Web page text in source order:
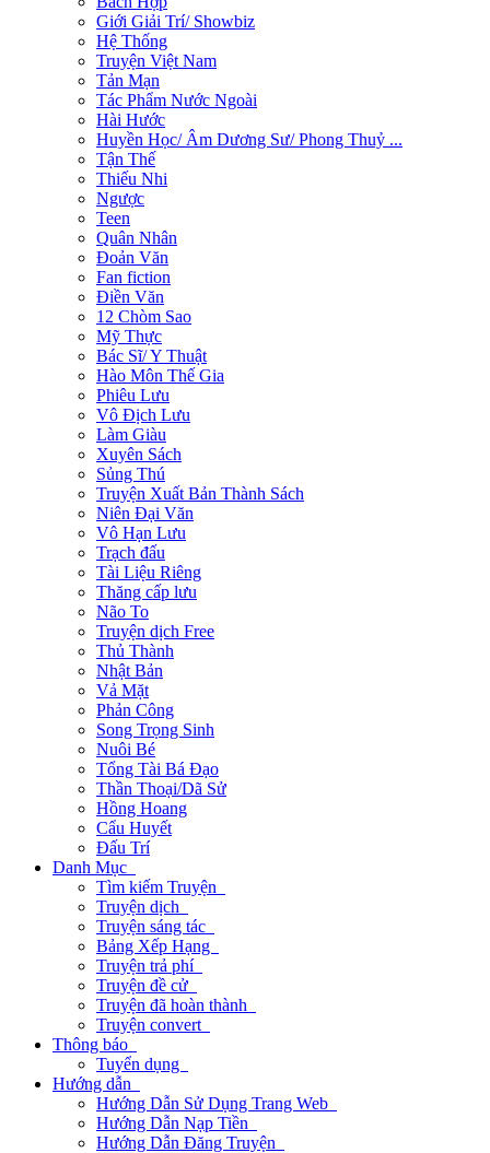
Giới Giải Trí/ Showbiz
Hệ Thống
Truyện Việt Nam
Tản Mạn
Tác Phẩm Nước Ngoài
Hài Hước
Huyền Học/ Âm Dương Sư/ Phong Thuỷ ...
Tận Thế
Thiếu Nhi
Ngược
Teen
Quân Nhân
Đoản Văn
Fan fiction
Điền Văn
12 Chòm Sao
Mỹ Thực
Bác Sĩ/ Y Thuật
Hào Môn Thế Gia
Phiêu Lưu
Vô Địch Lưu
Làm Giàu
Xuyên Sách
Sủng Thú
Truyện Xuất Bản Thành Sách
Niên Đại Văn
Vô Hạn Lưu
Trạch đấu
Tài Liệu Riêng
Thăng cấp lưu
Não To
Truyện dịch Free
Thủ Thành
Nhật Bản
Vả Mặt
Phản Công
Song Trọng Sinh
Nuôi Bé
Tổng Tài Bá Đạo
Thần Thoại/Dã Sử
Hồng Hoang
Cẩu Huyết
Đấu Trí
Danh Mục
Tìm kiếm Truyện
Truyện dịch
Truyện sáng tác
Bảng Xếp Hạng
Truyện trả phí
Truyện đề cử
Truyện đã hoàn thành
Truyện convert
Thông báo
Tuyển dụng
Hướng dẫn
Hướng Dẫn Sử Dụng Trang Web
Hướng Dẫn Nạp Tiền
Hướng Dẫn Đăng Truyện